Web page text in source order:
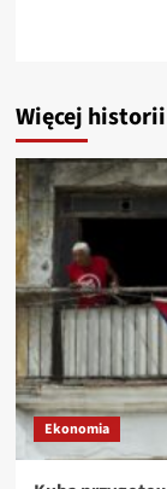
Więcej historii
Ekonomia